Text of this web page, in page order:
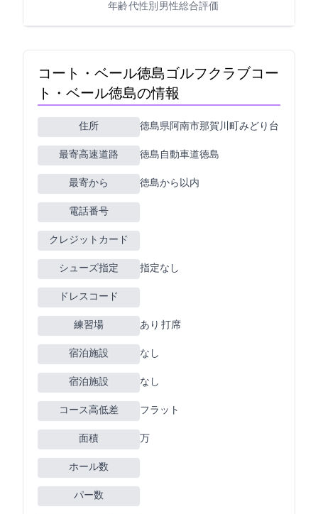
年齢: 60代性別: 男性総合評価: 4
コート・ベール徳島ゴルフクラブ(コー
ト・ベール徳島GC)の情報
住所 徳島県阿南市那賀川町みどり台1-1
最寄高速道路 徳島自動車道徳島
最寄ICから 徳島から25km以内
電話番号
クレジットカード
シューズ指定 指定なし
ドレスコード
練習場 あり 0Y 2打席
宿泊施設 なし
宿泊施設 なし
コース高低差 フラット
面積 72万m2
ホール数
パー数